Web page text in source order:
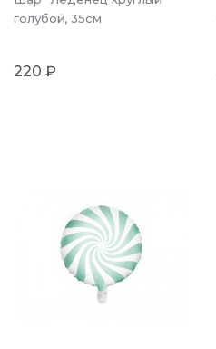
голубой, 35см
220 ₽